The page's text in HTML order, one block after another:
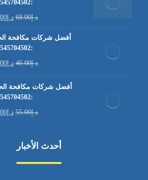
:0545704502
د.إ69.00 د.إ
أفضل شركات مكافحة
:0545704502
د.إ46.00 د.إ
أفضل شركات مكافحة
:0545704502
د.إ55.00 د.إ
أحدث الأخبار